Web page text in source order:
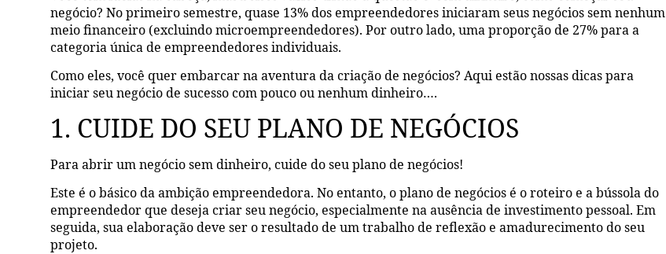
negócio? No primeiro semestre, quase 13% dos empreendedores iniciaram seus negócios sem nenhum
meio financeiro (excluindo microempreendedores). Por outro lado, uma proporção de 27% para a
categoria única de empreendedores individuais.
Como eles, você quer embarcar na aventura da criação de negócios? Aqui estão nossas dicas para
iniciar seu negócio de sucesso com pouco ou nenhum dinheiro….
1. CUIDE DO SEU PLANO DE NEGÓCIOS
Para abrir um negócio sem dinheiro, cuide do seu plano de negócios!
Este é o básico da ambição empreendedora. No entanto, o plano de negócios é o roteiro e a bússola do
empreendedor que deseja criar seu negócio, especialmente na ausência de investimento pessoal. Em
seguida, sua elaboração deve ser o resultado de um trabalho de reflexão e amadurecimento do seu
projeto.